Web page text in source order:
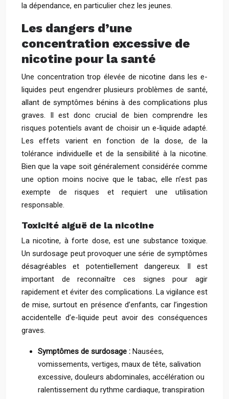
la dépendance, en particulier chez les jeunes.
Les dangers d’une
concentration excessive de
nicotine pour la santé
Une concentration trop élevée de nicotine dans les e-
liquides peut engendrer plusieurs problèmes de santé,
allant de symptômes bénins à des complications plus
graves. Il est donc crucial de bien comprendre les
risques potentiels avant de choisir un e-liquide adapté.
Les effets varient en fonction de la dose, de la
tolérance individuelle et de la sensibilité à la nicotine.
Bien que la vape soit généralement considérée comme
une option moins nocive que le tabac, elle n’est pas
exempte de risques et requiert une utilisation
responsable.
Toxicité aiguë de la nicotine
La nicotine, à forte dose, est une substance toxique.
Un surdosage peut provoquer une série de symptômes
désagréables et potentiellement dangereux. Il est
important de reconnaître ces signes pour agir
rapidement et éviter des complications. La vigilance est
de mise, surtout en présence d’enfants, car l’ingestion
accidentelle d’e-liquide peut avoir des conséquences
graves.
Symptômes de surdosage : Nausées,
vomissements, vertiges, maux de tête, salivation
excessive, douleurs abdominales, accélération ou
ralentissement du rythme cardiaque, transpiration